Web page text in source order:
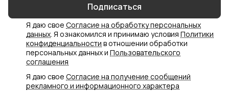
Подписаться
Я даю свое Согласие на обработку персональных
данных. Я ознакомился и принимаю условия Политики
конфиденциальности в отношении обработки
персональных данных и Пользовательского
соглашения
Я даю свое Согласие на получение сообщений
рекламного и информационного характера